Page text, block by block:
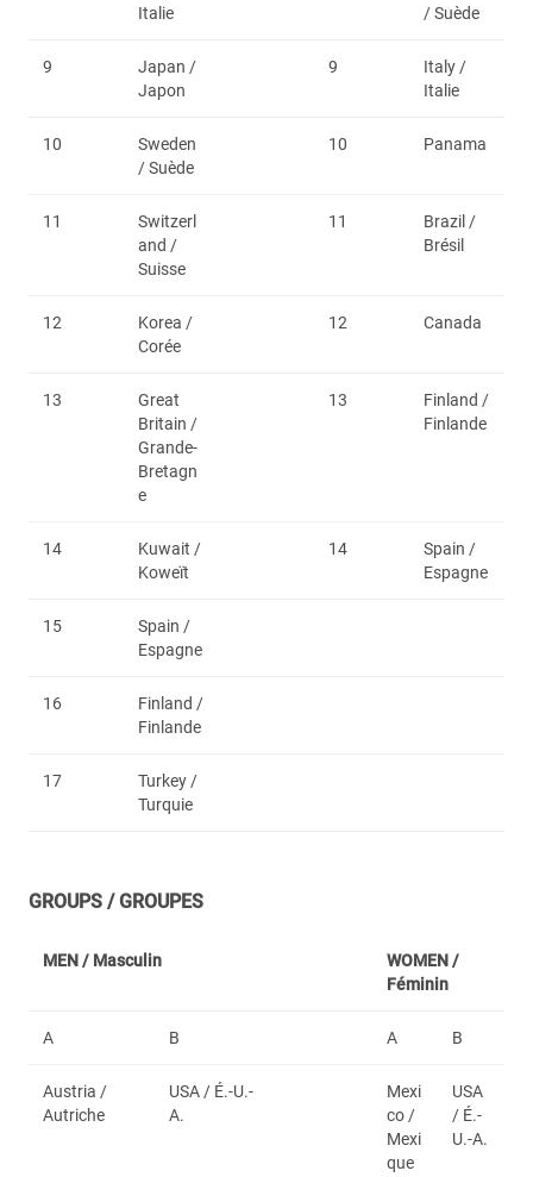
Italie
/ Suède
9
Japan /
Japon
9
Italy /
Italie
10
Sweden
/ Suède
10 Panama
11
Switzerl
and /
Suisse
11
Brazil /
Brésil
12
Korea /
Corée
12 Canada
13
Great
Britain /
Grande-
Bretagn
e
13
Finland /
Finlande
14
Kuwait /
Koweït
14
Spain /
Espagne
15
Spain /
Espagne
16
Finland /
Finlande
17
Turkey /
Turquie
GROUPS / GROUPES
MEN / Masculin
WOMEN /
Féminin
A B A B
Austria /
Autriche
USA / É.-U.-
A.
Mexi
co /
Mexi
que
USA
/ É.-
U.-A.